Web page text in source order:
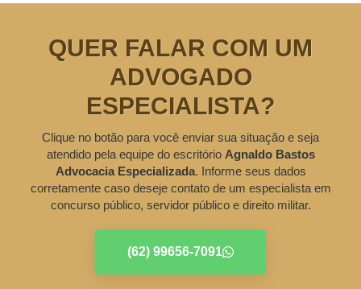
QUER FALAR COM UM
ADVOGADO
ESPECIALISTA?
Clique no botão para você enviar sua situação e seja
atendido pela equipe do escritório Agnaldo Bastos
Advocacia Especializada. Informe seus dados
corretamente caso deseje contato de um especialista em
concurso público, servidor público e direito militar.
(62) 99656-7091